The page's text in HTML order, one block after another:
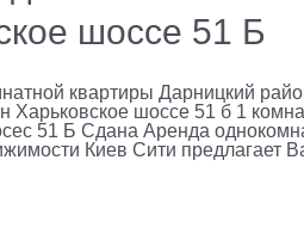
шоссе 51 Б
квартиры Дарницкий
Харьковское шоссе 51 б 1
51 Б Сдана Аренда
Киев Сити предлагает